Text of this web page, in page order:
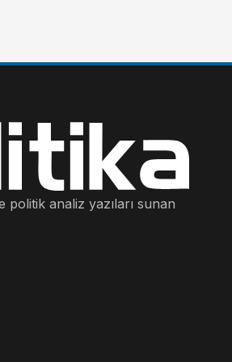
analiz yazıları sunan